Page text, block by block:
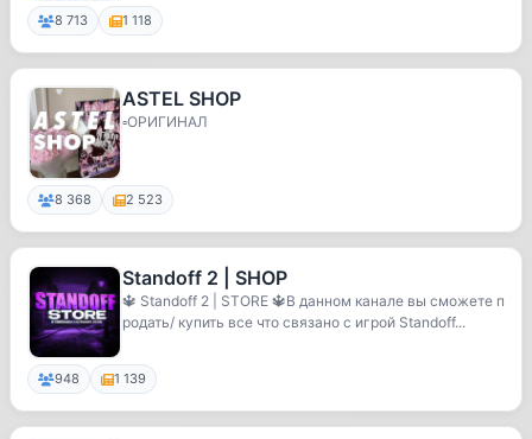
8 713 1 118
ASTEL SHOP
▫️ОРИГИНАЛ
8 368 2 523
Standoff 2 | SHOP
🔱 Standoff 2 | STORE 🔱В данном канале вы сможете п
родать/ купить все что связано с игрой Standoff...
948 1 139